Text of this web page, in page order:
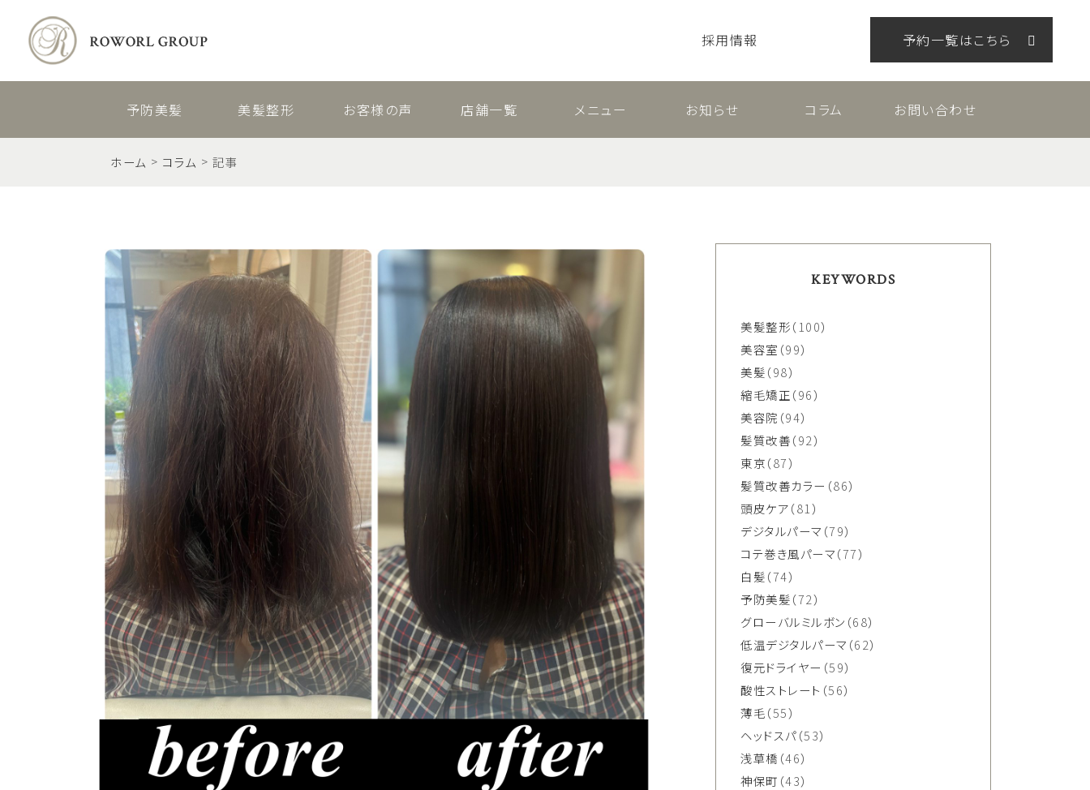
採用情報 予約一覧はこちら
予防美髪 美髪整形 お客様の声 店舗一覧 メニュー お知らせ コラム お問い合わせ
ホーム コラム 記事
KEYWORDS
美髪整形（100）
美容室 （99）
美髪（98）
縮毛矯正（96）
美容院 （94）
髪質改善（92）
東京（87）
髪質改善カラー （86）
頭皮ケア（81）
デジタルパーマ （79）
コテ巻き風パーマ（77）
白髪（74）
予防美髪（72）
グローバルミルボン （68）
低温デジタルパーマ （62）
復元ドライヤー （59）
酸性ストレート （56）
薄毛（55）
ヘッドスパ（53）
浅草橋 （46）
神保町 （43）